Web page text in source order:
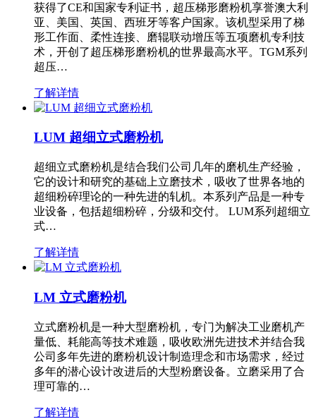
获得了CE和国家专利证书，超压梯形磨粉机享誉澳大利
亚、美国、英国、西班牙等客户国家。该机型采用了梯
形工作面、柔性连接、磨辊联动增压等五项磨机专利技
术，开创了超压梯形磨粉机的世界最高水平。TGM系列
超压…
了解详情
LUM 超细立式磨粉机
超细立式磨粉机是结合我们公司几年的磨机生产经验，
它的设计和研究的基础上立磨技术，吸收了世界各地的
超细粉碎理论的一种先进的轧机。本系列产品是一种专
业设备，包括超细粉碎，分级和交付。 LUM系列超细立
式…
了解详情
LM 立式磨粉机
立式磨粉机是一种大型磨粉机，专门为解决工业磨机产
量低、耗能高等技术难题，吸收欧洲先进技术并结合我
公司多年先进的磨粉机设计制造理念和市场需求，经过
多年的潜心设计改进后的大型粉磨设备。立磨采用了合
理可靠的…
了解详情